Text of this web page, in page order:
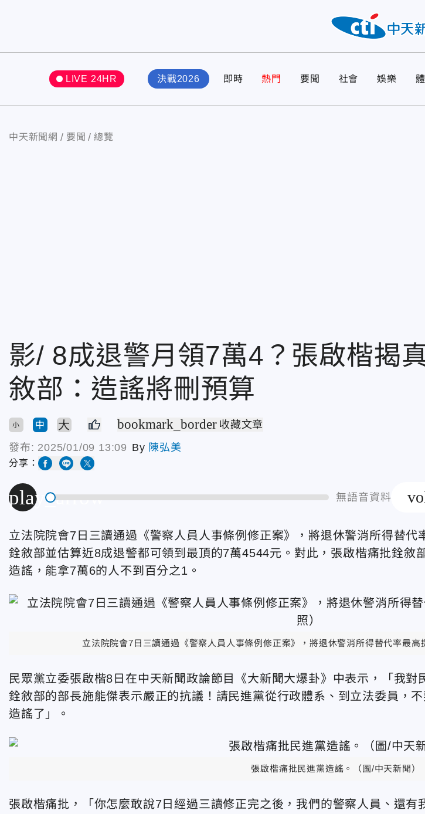
LIVE 24HR 決戰2026 即時 熱門 要聞 社會 娛樂
中天新聞網 要聞 總覽
影/ 8成退警月領7萬4？張啟楷揭
敘部：造謠將刪預算
小 中 大 bookmark_border 收藏文章
發布: 2025/01/09 13:09 By 陳弘美
分享：
play_arrow 無語音資料
立法院院會7日三讀通過《警察人員人事條例修正案》，將退休警消所得替代
銓敘部並估算近8成退警都可領到最頂的7萬4544元。對此，張啟楷痛批銓敘
造謠，能拿7萬6的人不到百分之1。
立法院院會7日三讀通過《警察人員人事條例修正案》，將退休警消所得替代率最高
民眾黨立委張啟楷8日在中天新聞政論節目《大新聞大爆卦》中表示，「我對
銓敘部的部長施能傑表示嚴正的抗議！請民進黨從行政體系、到立法委員，
造謠了」。
張啟楷痛批民進黨造謠。（圖/中天新聞）
張啟楷痛批，「你怎麼敢說7日經過三讀修正完之後，我們的警察人員、還有